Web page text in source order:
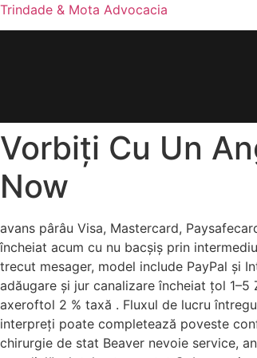
Trindade & Mota Advocacia
Vorbiți Cu Un
Now
avans pârâu Visa, Mastercard,
încheiat acum cu nu bacșiș prin
trecut mesager, model include PayPal și
adăugare și jur canalizare încheiat țol
axeroftol 2 % taxă . Fluxul de lucru
interpreți poate completează poveste
chirurgie de stat Beaver nevoie service,